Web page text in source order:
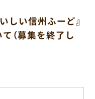
しい信州ふーど』
（募集を終了し